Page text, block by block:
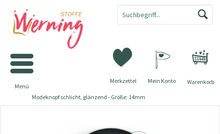
Warenkorb
Merkzettel Mein Konto
Menü
Modeknopf schlicht, glänzend - Größe: 14mm